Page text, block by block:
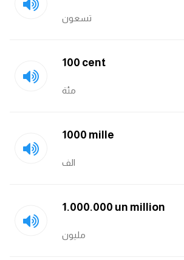
تسعون
100 cent
مئة
1000 mille
الف
1.000.000 un million
مليون